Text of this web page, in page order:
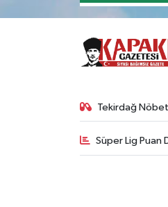
Tekirdağ
Süper Lig Puan